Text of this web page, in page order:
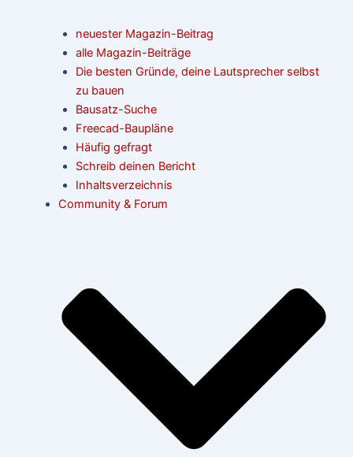
neuester Magazin-Beitrag
alle Magazin-Beiträge
Die besten Gründe, deine Lautsprecher selbst
zu bauen
Bausatz-Suche
Freecad-Baupläne
Häufig gefragt
Schreib deinen Bericht
Inhaltsverzeichnis
Community & Forum